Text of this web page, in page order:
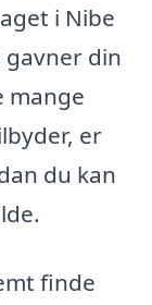
i Nibe
din
mange
er
du kan
finde